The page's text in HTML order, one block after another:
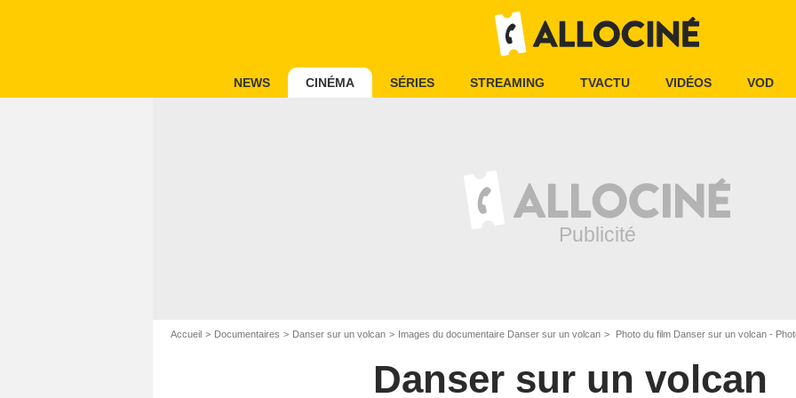
NEWS CINÉMA SÉRIES STREAMING TVACTU VIDÉOS VOD
Accueil Documentaires Danser sur un volcan Images du documentaire Danser sur un volcan Photo du film Danser sur un volcan -
Danser sur un volcan